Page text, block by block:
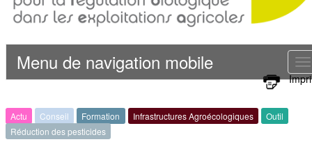
Menu de navigation mobile
Actu Conseil Formation Infrastructures Agroécologiques
Outil
Réduction des pesticides